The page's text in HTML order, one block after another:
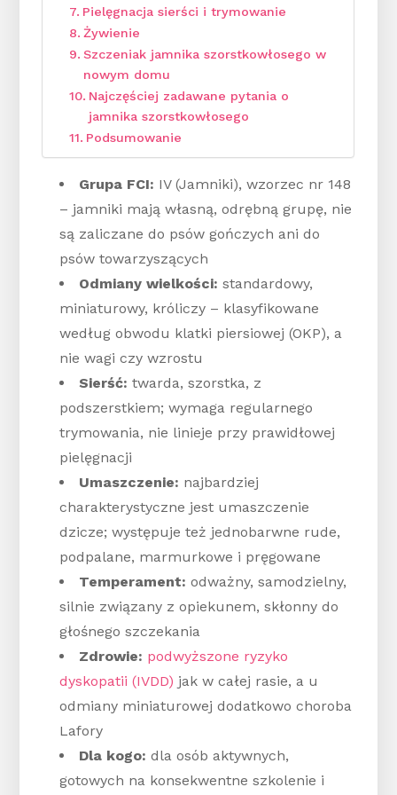
Pielęgnacja sierści i trymowanie
Żywienie
Szczeniak jamnika szorstkowłosego w
nowym domu
Najczęściej zadawane pytania o
jamnika szorstkowłosego
Podsumowanie
Grupa FCI: IV (Jamniki), wzorzec nr 148
– jamniki mają własną, odrębną grupę, nie
są zaliczane do psów gończych ani do
psów towarzyszących
Odmiany wielkości: standardowy,
miniaturowy, króliczy – klasyfikowane
według obwodu klatki piersiowej (OKP), a
nie wagi czy wzrostu
Sierść: twarda, szorstka, z
podszerstkiem; wymaga regularnego
trymowania, nie linieje przy prawidłowej
pielęgnacji
Umaszczenie: najbardziej
charakterystyczne jest umaszczenie
dzicze; występuje też jednobarwne rude,
podpalane, marmurkowe i pręgowane
Temperament: odważny, samodzielny,
silnie związany z opiekunem, skłonny do
głośnego szczekania
Zdrowie: podwyższone ryzyko
dyskopatii (IVDD) jak w całej rasie, a u
odmiany miniaturowej dodatkowo choroba
Lafory
Dla kogo: dla osób aktywnych,
gotowych na konsekwentne szkolenie i